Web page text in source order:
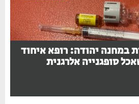
במחנה יהודה: רופא איחוד
סופגנייה אלרגנית